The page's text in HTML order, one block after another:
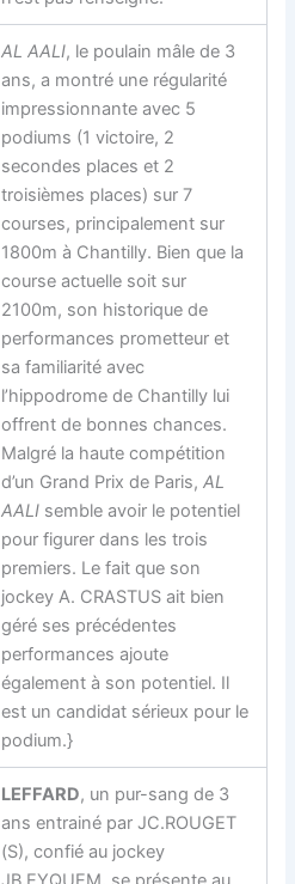
AL AALI, le poulain mâle de 3
ans, a montré une régularité
impressionnante avec 5
podiums (1 victoire, 2
secondes places et 2
troisièmes places) sur 7
courses, principalement sur
1800m à Chantilly. Bien que la
course actuelle soit sur
2100m, son historique de
performances prometteur et
sa familiarité avec
l’hippodrome de Chantilly lui
offrent de bonnes chances.
Malgré la haute compétition
d’un Grand Prix de Paris,AL
AALI semble avoir le potentiel
pour figurer dans les trois
premiers. Le fait que son
jockey A. CRASTUS ait bien
géré ses précédentes
performances ajoute
également à son potentiel. Il
est un candidat sérieux pour le
podium.}
LEFFARD, un pur-sang de 3
ans entrainé par JC.ROUGET
(S), confié au jockey